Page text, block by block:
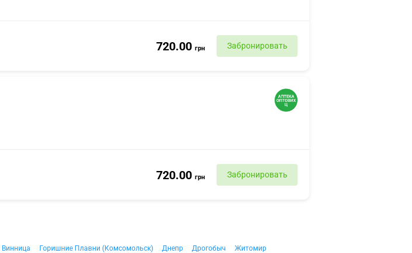
720.00 грн Забронировать
720.00 грн Забронировать
Винница Горишние Плавни (Комсомольск) Днепр Дрогобыч
Житомир